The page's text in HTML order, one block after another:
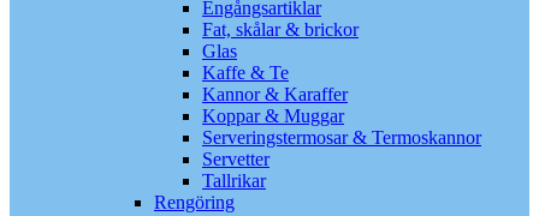
Engångsartiklar
Fat, skålar & brickor
Glas
Kaffe & Te
Kannor & Karaffer
Koppar & Muggar
Serveringstermosar & Termoskannor
Servetter
Tallrikar
Rengöring